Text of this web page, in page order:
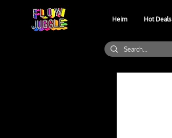
Heim Hot Deals